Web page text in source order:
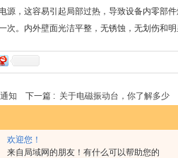
欢迎您！
来自局域网的朋友！有什么可以帮助您的
，这容易引起局部过热，导致设备内零部件
。内外壁面光洁平整，无锈蚀，无划伤和明
知 下一篇 : 关于电磁振动台，你了解多少